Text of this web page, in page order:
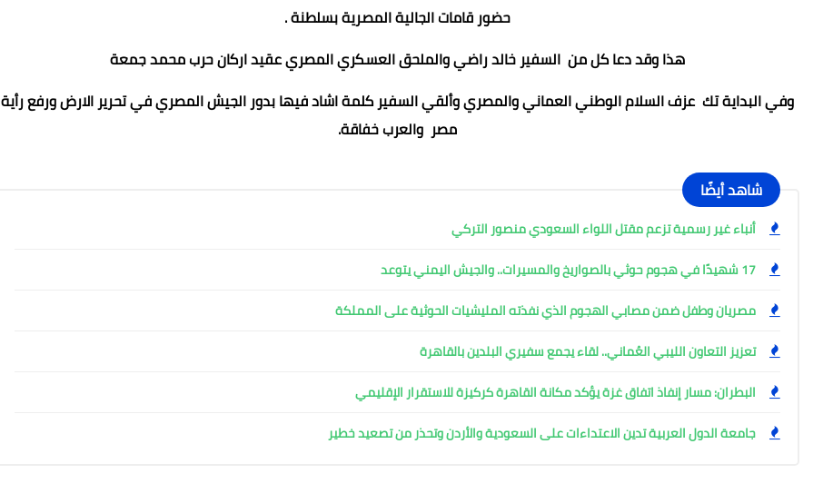
حضور قامات الجالية المصرية بسلطنة .
هذا وقد دعا كل من السفير خالد راضي والملحق العسكري المصري عقيد اركان حرب محمد جمعة
وفي البداية تك عزف السلام الوطني العماني والمصري وألقي السفير كلمة اشاد فيها بدور الجيش المصري في تحرير الارض ورفع رأية
مصر والعرب خفاقة.
شاهد أيضًا
أنباء غير رسمية تزعم مقتل اللواء السعودي منصور التركي
17 شهيدًا في هجوم حوثي بالصواريخ والمسيرات.. والجيش اليمني يتوعد
مصريان وطفل ضمن مصابي الهجوم الذي نفذته المليشيات الحوثية على المملكة
تعزيز التعاون الليبي العُماني.. لقاء يجمع سفيري البلدين بالقاهرة
البطران: مسار إنفاذ اتفاق غزة يؤكد مكانة القاهرة كركيزة للاستقرار الإقليمي
جامعة الدول العربية تدين الاعتداءات على السعودية والأردن وتحذر من تصعيد خطير
31 ديسمبر 2023
31 ديسمبر 2023
31 ديسمبر 2023
31 ديسمبر 2023
31 ديسمبر 2023